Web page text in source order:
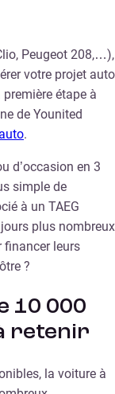
Peugeot 208,…),
votre projet auto
étape à
de Younited
.
d’occasion en 3
simple de
à un TAEG
plus nombreux
leurs
?
10 000
retenir
la voiture à